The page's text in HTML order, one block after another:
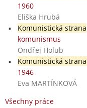
1960
Eliška Hrubá
Komunistická strana
komunismus
Ondřej Holub
Komunistická
1946
Eva MARTÍNKOVÁ
Všechny práce